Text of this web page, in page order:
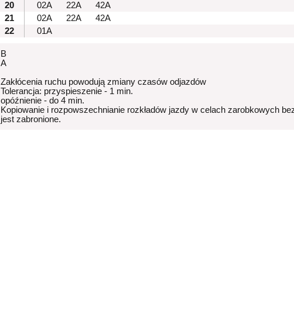
20
02A 22A
42A
21
02A 22A
42A
22
01A
B
A
Zakłócenia ruchu powodują zmiany czasów odjazdów
Tolerancja: przyspieszenie - 1 min.
opóźnienie - do 4 min.
Kopiowanie i rozpowszechnianie rozkładów jazdy w celach zarobkowych
jest zabronione.